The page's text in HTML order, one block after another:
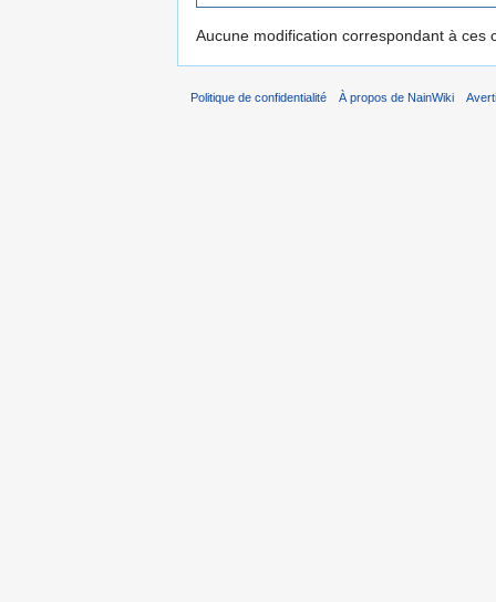
Aucune modification correspondant à ces
Politique de confidentialité À propos de NainWiki